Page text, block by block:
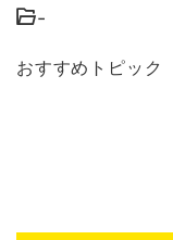
-
おすすめトピック